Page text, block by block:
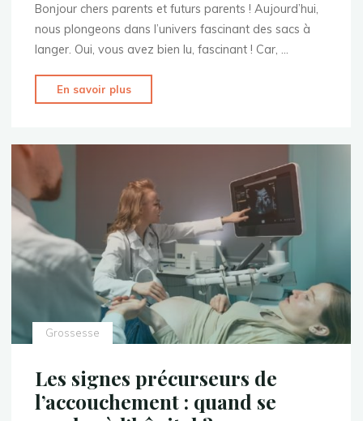
Bonjour chers parents et futurs parents ! Aujourd’hui,
nous plongeons dans l’univers fascinant des sacs à
langer. Oui, vous avez bien lu, fascinant ! Car, …
En savoir plus
son
à
en
2024
:
Nos
conseils
et
astuces"
Grossesse
Les signes précurseurs de
l’accouchement : quand se